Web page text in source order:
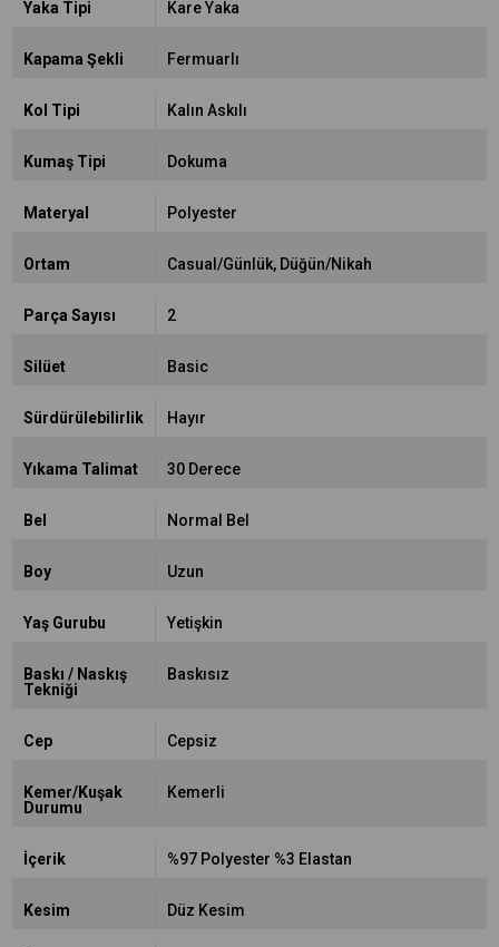
Yaka Tipi Kare Yaka
Kapama Şekli Fermuarlı
Kol Tipi Kalın Askılı
Kumaş Tipi Dokuma
Materyal Polyester
Ortam Casual/Günlük Düğün/Nikah
Parça Sayısı 2
Silüet Basic
Sürdürülebilirlik Hayır
Yıkama Talimat 30 Derece
Bel Normal Bel
Boy Uzun
Yaş Gurubu Yetişkin
Baskı / Naskış
Tekniği
Baskısız
Cep Cepsiz
Kemer/Kuşak
Durumu
Kemerli
İçerik %97 Polyester %3 Elastan
Kesim Düz Kesim